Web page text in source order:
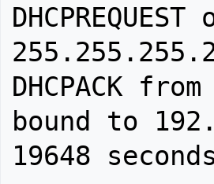
DHCPACK
bound to